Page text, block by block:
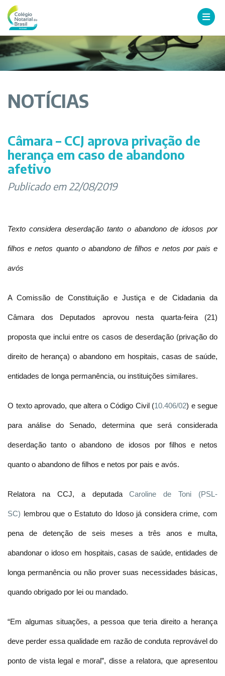
NOTÍCIAS
Câmara – CCJ aprova privação de
herança em caso de abandono
afetivo
Publicado em 22/08/2019
Texto considera deserdação tanto o abandono de idosos por
filhos e netos quanto o abandono de filhos e netos por pais e
avós
A Comissão de Constituição e Justiça e de Cidadania da
Câmara dos Deputados aprovou nesta quarta-feira (21)
proposta que inclui entre os casos de deserdação (privação do
direito de herança) o abandono em hospitais, casas de saúde,
entidades de longa permanência, ou instituições similares.
O texto aprovado, que altera o Código Civil (10.406/02) e segue
para análise do Senado, determina que será considerada
deserdação tanto o abandono de idosos por filhos e netos
quanto o abandono de filhos e netos por pais e avós.
Relatora na CCJ, a deputadaCaroline de Toni (PSL-
SC) lembrou que o Estatuto do Idoso já considera crime, com
pena de detenção de seis meses a três anos e multa,
abandonar o idoso em hospitais, casas de saúde, entidades de
longa permanência ou não prover suas necessidades básicas,
quando obrigado por lei ou mandado.
“Em algumas situações, a pessoa que teria direito a herança
deve perder essa qualidade em razão de conduta reprovável do
ponto de vista legal e moral”, disse a relatora, que apresentou